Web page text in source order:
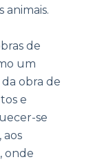
de
um
obra de
e
se
aos
onde